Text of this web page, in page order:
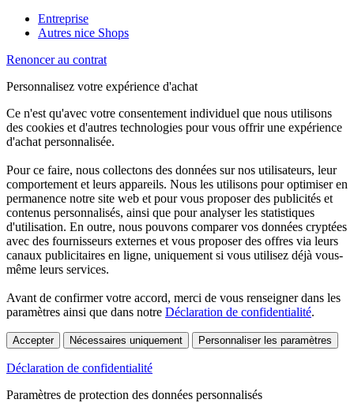
Entreprise
Autres nice Shops
Renoncer au contrat
Personnalisez votre expérience d'achat
Ce n'est qu'avec votre consentement individuel que nous utilisons
des cookies et d'autres technologies pour vous offrir une expérience
d'achat personnalisée.
Pour ce faire, nous collectons des données sur nos utilisateurs, leur
comportement et leurs appareils. Nous les utilisons pour optimiser en
permanence notre site web et pour vous proposer des publicités et
contenus personnalisés, ainsi que pour analyser les statistiques
d'utilisation. En outre, nous pouvons comparer vos données cryptées
avec des fournisseurs externes et vous proposer des offres via leurs
canaux publicitaires en ligne, uniquement si vous utilisez déjà vous-
même leurs services.
Avant de confirmer votre accord, merci de vous renseigner dans les
paramètres ainsi que dans notre Déclaration de confidentialité.
Accepter Nécessaires uniquement Personnaliser les paramètres
Déclaration de confidentialité
Paramètres de protection des données personnalisés